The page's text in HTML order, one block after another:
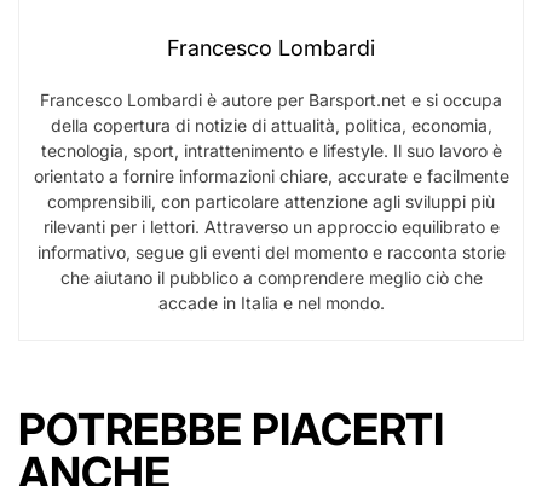
Francesco Lombardi
Francesco Lombardi è autore per Barsport.net e si occupa
della copertura di notizie di attualità, politica, economia,
tecnologia, sport, intrattenimento e lifestyle. Il suo lavoro è
orientato a fornire informazioni chiare, accurate e facilmente
comprensibili, con particolare attenzione agli sviluppi più
rilevanti per i lettori. Attraverso un approccio equilibrato e
informativo, segue gli eventi del momento e racconta storie
che aiutano il pubblico a comprendere meglio ciò che
accade in Italia e nel mondo.
POTREBBE PIACERTI
ANCHE